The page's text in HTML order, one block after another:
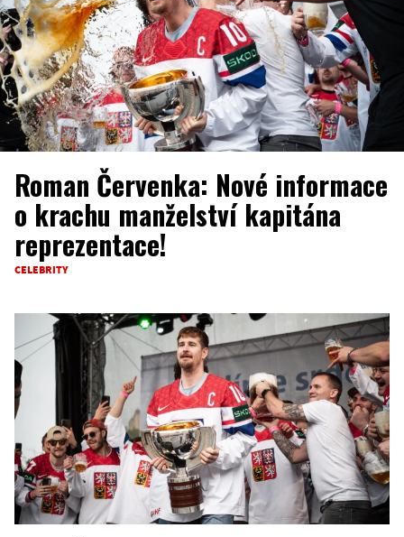
Roman Červenka: Nové informace
o krachu manželství kapitána
reprezentace!
CELEBRITY